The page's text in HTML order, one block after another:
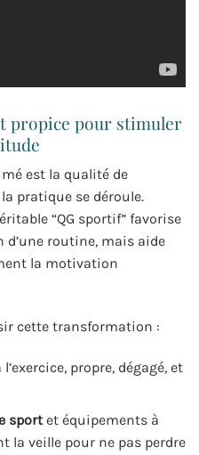
propice pour stimuler
est la qualité de
pratique se déroule.
“QG sportif” favorise
routine, mais aide
la motivation
cette transformation :
propre, dégagé, et
sportet équipements à
la veille pour ne pas perdre